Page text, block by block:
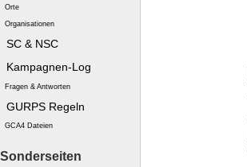
Orte
Organisationen
SC & NSC
Kampagnen-Log
Fragen & Antworten
GURPS Regeln
GCA4 Dateien
Sonderseiten